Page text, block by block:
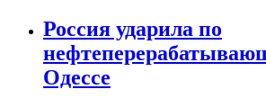
Россия ударила по
Одессе